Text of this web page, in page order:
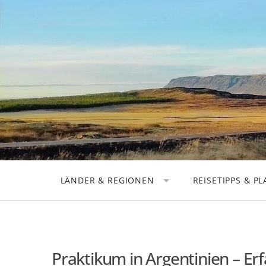
content
LÄNDER & REGIONEN
ASIEN
REISETIPPS &
AUSRÜSTUNG
Praktikum in Argentinien –